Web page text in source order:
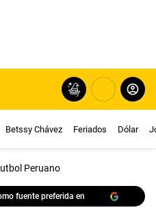
Betssy Chávez Feriados Dólar
Peruano
fuente preferida en